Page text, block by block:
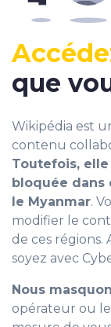
que
Wikipédia est
contenu
Toutefois, elle
bloquée dans
le Myanmar.
modifier le
de ces régions.
soyez avec
Nous
opérateur ou